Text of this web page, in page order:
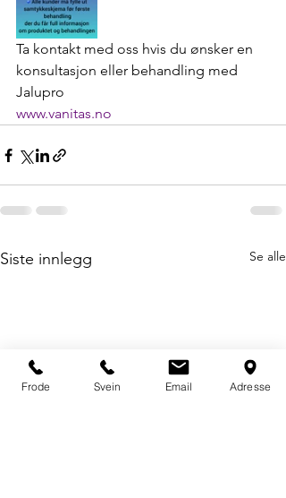
Ta kontakt med oss hvis du ønsker en
konsultasjon eller behandling med
Jalupro
www.vanitas.no
Siste innlegg Se alle
Frode Svein Email Adresse